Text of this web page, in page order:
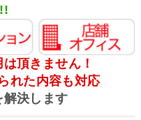
頂きません！
れた内容も対応
決します